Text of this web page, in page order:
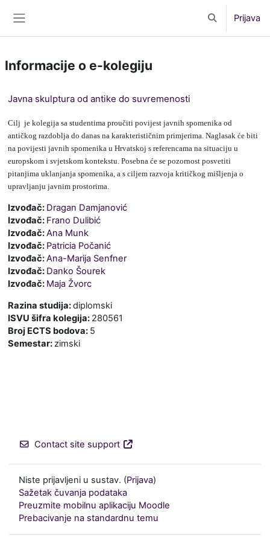
Toggle search
Prijava
Informacije o e-kolegiju
Javna skulptura od antike do suvremenosti
Cilj je kolegija sa studentima proučiti povijest javnih spomenika od
antičkog razdoblja do danas na karakterističnim primjerima. Naglasak će biti
na povijesti javnih spomenika u Hrvatskoj s referencama na situaciju u
europskom i svjetskom kontekstu. Posebna će se pozornost posvetiti
pitanjima uklanjanja spomenika, a s ciljem razvoja kritičkog mišljenja o
upravljanju javnim prostorima.
Izvođač: Dragan Damjanović
Izvođač: Frano Dulibić
Izvođač:Ana Munk
Izvođač: Patricia Počanić
Izvođač:Ana-Marija Senfner
Izvođač: Danko Šourek
Izvođač: Maja Žvorc
Razina studija:diplomski
ISVU šifra kolegija: 280561
Broj ECTS bodova: 5
Semestar:zimski
Contact site support
Niste prijavljeni u sustav. (Prijava)
Sažetak čuvanja podataka
Preuzmite mobilnu aplikaciju Moodle
Prebacivanje na standardnu temu